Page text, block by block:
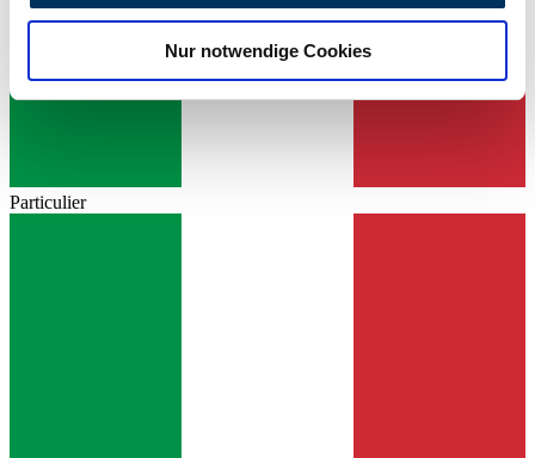
analysieren. Außerdem geben wir Informationen zu Ihrer
Verwendung unserer Website an unsere Partner für
soziale Medien, Werbung und Analysen weiter. Unsere
gesammelt haben.
Nur notwendige Cookies
Particulier